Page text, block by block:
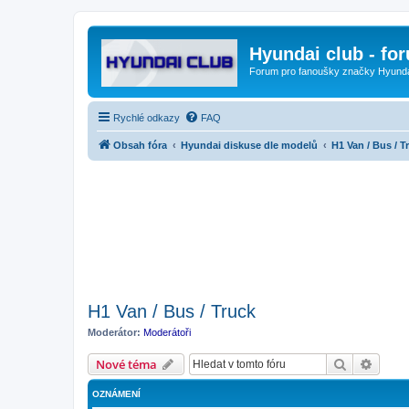
Hyundai club -
Forum pro fanoušky značky
Rychlé odkazy FAQ
Obsah fóra Hyundai diskuse dle modelů H1 Van / Bus /
H1 Van / Bus / Truck
Moderátor: Moderátoři
Nové téma Hledat
OZNÁMENÍ